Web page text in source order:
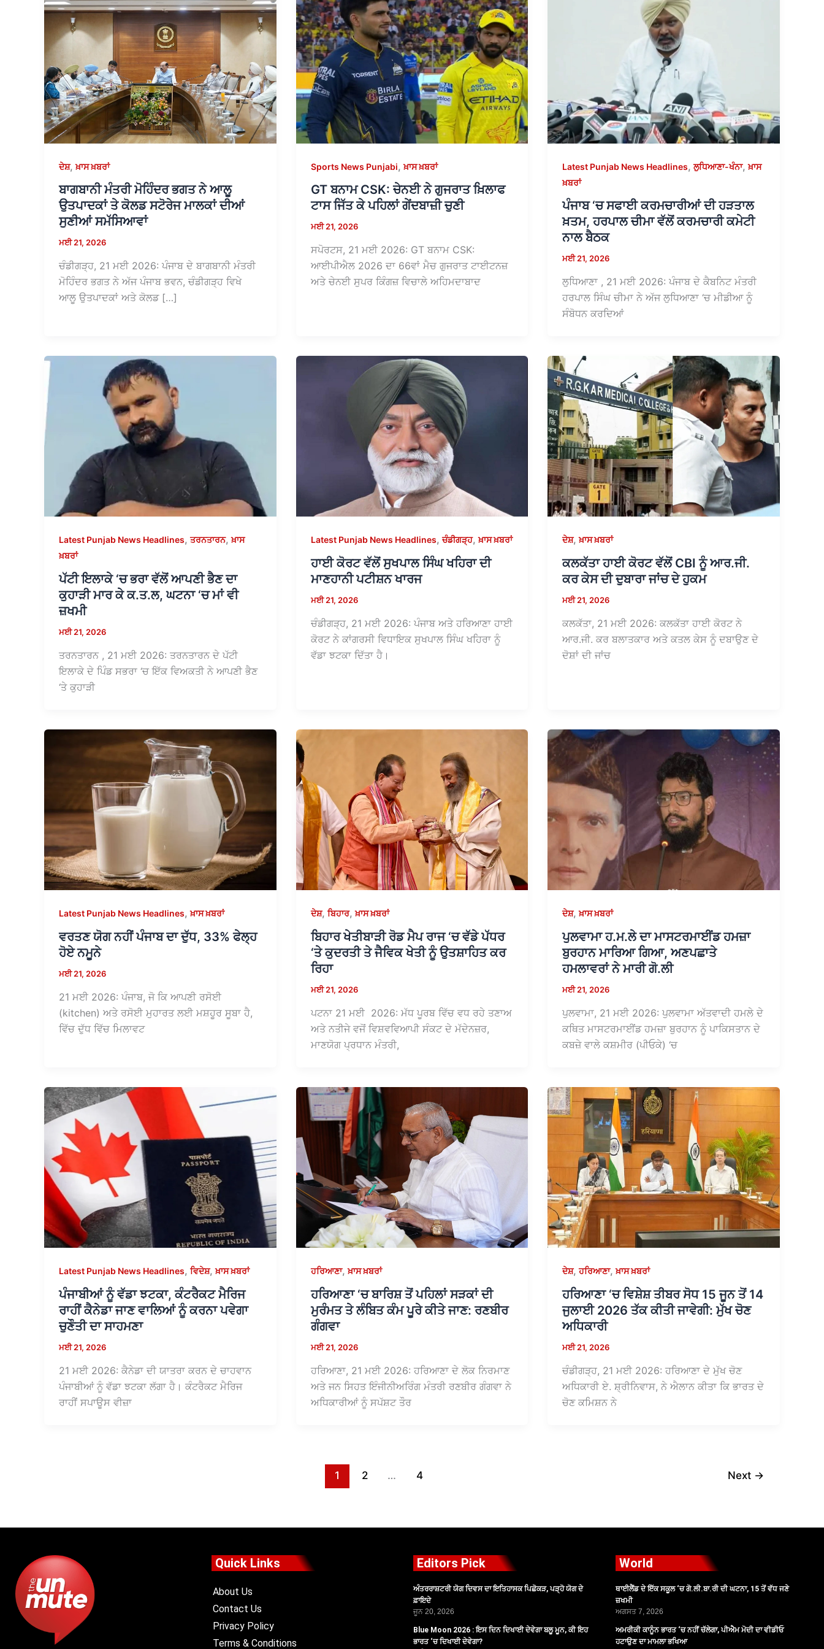
ਦੇਸ਼,ਖ਼ਾਸ ਖ਼ਬਰਾਂ
ਬਾਗਬਾਨੀ ਮੰਤਰੀ ਮੋਹਿੰਦਰ ਭਗਤ ਨੇ ਆਲੂ
ਉਤਪਾਦਕਾਂ ਤੇ ਕੋਲਡ ਸਟੋਰੇਜ ਮਾਲਕਾਂ ਦੀਆਂ
ਸੁਣੀਆਂ ਸਮੱਸਿਆਵਾਂ
ਮਈ 21, 2026
ਚੰਡੀਗੜ੍ਹ, 21 ਮਈ 2026: ਪੰਜਾਬ ਦੇ ਬਾਗਬਾਨੀ ਮੰਤਰੀ
ਮੋਹਿੰਦਰ ਭਗਤ ਨੇ ਅੱਜ ਪੰਜਾਬ ਭਵਨ, ਚੰਡੀਗੜ੍ਹ ਵਿਖੇ
ਆਲੂ ਉਤਪਾਦਕਾਂ ਅਤੇ ਕੋਲਡ […]
Sports News Punjabi,ਖ਼ਾਸ ਖ਼ਬਰਾਂ
GT ਬਨਾਮ CSK: ਚੇਨਈ ਨੇ ਗੁਜਰਾਤ ਖ਼ਿਲਾਫ
ਟਾਸ ਜਿੱਤ ਕੇ ਪਹਿਲਾਂ ਗੇਂਦਬਾਜ਼ੀ ਚੁਣੀ
ਮਈ 21, 2026
ਸਪੋਰਟਸ, 21 ਮਈ 2026: GT ਬਨਾਮ CSK:
ਆਈਪੀਐਲ 2026 ਦਾ 66ਵਾਂ ਮੈਚ ਗੁਜਰਾਤ ਟਾਈਟਨਜ਼
ਅਤੇ ਚੇਨਈ ਸੁਪਰ ਕਿੰਗਜ਼ ਵਿਚਾਲੇ ਅਹਿਮਦਾਬਾਦ
Latest Punjab News Headlines,ਲੁਧਿਆਣਾ-ਖੰਨਾ,ਖ਼ਾਸ
ਖ਼ਬਰਾਂ
ਪੰਜਾਬ ‘ਚ ਸਫਾਈ ਕਰਮਚਾਰੀਆਂ ਦੀ ਹੜਤਾਲ
ਖ਼ਤਮ, ਹਰਪਾਲ ਚੀਮਾ ਵੱਲੋਂ ਕਰਮਚਾਰੀ ਕਮੇਟੀ
ਨਾਲ ਬੈਠਕ
ਮਈ 21, 2026
ਲੁਧਿਆਣਾ , 21 ਮਈ 2026: ਪੰਜਾਬ ਦੇ ਕੈਬਨਿਟ ਮੰਤਰੀ
ਹਰਪਾਲ ਸਿੰਘ ਚੀਮਾ ਨੇ ਅੱਜ ਲੁਧਿਆਣਾ ‘ਚ ਮੀਡੀਆ ਨੂੰ
ਸੰਬੋਧਨ ਕਰਦਿਆਂ
Latest Punjab News Headlines, ਤਰਨਤਾਰਨ,ਖ਼ਾਸ
ਖ਼ਬਰਾਂ
ਪੱਟੀ ਇਲਾਕੇ ‘ਚ ਭਰਾ ਵੱਲੋਂ ਆਪਣੀ ਭੈਣ ਦਾ
ਕੁਹਾੜੀ ਮਾਰ ਕੇ ਕ.ਤ.ਲ, ਘਟਨਾ ‘ਚ ਮਾਂ ਵੀ
ਜ਼ਖਮੀ
ਮਈ 21, 2026
ਤਰਨਤਾਰਨ , 21 ਮਈ 2026: ਤਰਨਤਾਰਨ ਦੇ ਪੱਟੀ
ਇਲਾਕੇ ਦੇ ਪਿੰਡ ਸਭਰਾ ‘ਚ ਇੱਕ ਵਿਅਕਤੀ ਨੇ ਆਪਣੀ ਭੈਣ
‘ਤੇ ਕੁਹਾੜੀ
Latest Punjab News Headlines, ਚੰਡੀਗੜ੍ਹ,ਖ਼ਾਸ ਖ਼ਬਰਾਂ
ਹਾਈ ਕੋਰਟ ਵੱਲੋਂ ਸੁਖਪਾਲ ਸਿੰਘ ਖਹਿਰਾ ਦੀ
ਮਾਣਹਾਨੀ ਪਟੀਸ਼ਨ ਖਾਰਜ
ਮਈ 21, 2026
ਚੰਡੀਗੜ੍ਹ, 21 ਮਈ 2026: ਪੰਜਾਬ ਅਤੇ ਹਰਿਆਣਾ ਹਾਈ
ਕੋਰਟ ਨੇ ਕਾਂਗਰਸੀ ਵਿਧਾਇਕ ਸੁਖਪਾਲ ਸਿੰਘ ਖਹਿਰਾ ਨੂੰ
ਵੱਡਾ ਝਟਕਾ ਦਿੱਤਾ ਹੈ।
ਦੇਸ਼,ਖ਼ਾਸ ਖ਼ਬਰਾਂ
ਕਲਕੱਤਾ ਹਾਈ ਕੋਰਟ ਵੱਲੋਂ CBI ਨੂੰ ਆਰ.ਜੀ.
ਕਰ ਕੇਸ ਦੀ ਦੁਬਾਰਾ ਜਾਂਚ ਦੇ ਹੁਕਮ
ਮਈ 21, 2026
ਕਲਕੱਤਾ, 21 ਮਈ 2026: ਕਲਕੱਤਾ ਹਾਈ ਕੋਰਟ ਨੇ
ਆਰ.ਜੀ. ਕਰ ਬਲਾਤਕਾਰ ਅਤੇ ਕਤਲ ਕੇਸ ਨੂੰ ਦਬਾਉਣ ਦੇ
ਦੋਸ਼ਾਂ ਦੀ ਜਾਂਚ
Latest Punjab News Headlines,ਖ਼ਾਸ ਖ਼ਬਰਾਂ
ਵਰਤਣ ਯੋਗ ਨਹੀਂ ਪੰਜਾਬ ਦਾ ਦੁੱਧ, 33% ਫੇਲ੍ਹ
ਹੋਏ ਨਮੂਨੇ
ਮਈ 21, 2026
21 ਮਈ 2026: ਪੰਜਾਬ, ਜੋ ਕਿ ਆਪਣੀ ਰਸੋਈ
(kitchen) ਅਤੇ ਰਸੋਈ ਮੁਹਾਰਤ ਲਈ ਮਸ਼ਹੂਰ ਸੂਬਾ ਹੈ,
ਵਿੱਚ ਦੁੱਧ ਵਿੱਚ ਮਿਲਾਵਟ
ਦੇਸ਼, ਬਿਹਾਰ,ਖ਼ਾਸ ਖ਼ਬਰਾਂ
ਬਿਹਾਰ ਖੇਤੀਬਾੜੀ ਰੋਡ ਮੈਪ ਰਾਜ ‘ਚ ਵੱਡੇ ਪੱਧਰ
‘ਤੇ ਕੁਦਰਤੀ ਤੇ ਜੈਵਿਕ ਖੇਤੀ ਨੂੰ ਉਤਸ਼ਾਹਿਤ ਕਰ
ਰਿਹਾ
ਮਈ 21, 2026
ਪਟਨਾ 21 ਮਈ 2026: ਮੱਧ ਪੂਰਬ ਵਿੱਚ ਵਧ ਰਹੇ ਤਣਾਅ
ਅਤੇ ਨਤੀਜੇ ਵਜੋਂ ਵਿਸ਼ਵਵਿਆਪੀ ਸੰਕਟ ਦੇ ਮੱਦੇਨਜ਼ਰ,
ਮਾਣਯੋਗ ਪ੍ਰਧਾਨ ਮੰਤਰੀ,
ਦੇਸ਼,ਖ਼ਾਸ ਖ਼ਬਰਾਂ
ਪੁਲਵਾਮਾ ਹ.ਮ.ਲੇ ਦਾ ਮਾਸਟਰਮਾਈਂਡ ਹਮਜ਼ਾ
ਬੁਰਹਾਨ ਮਾਰਿਆ ਗਿਆ, ਅਣਪਛਾਤੇ
ਹਮਲਾਵਰਾਂ ਨੇ ਮਾਰੀ ਗੋ.ਲੀ
ਮਈ 21, 2026
ਪੁਲਵਾਮਾ, 21 ਮਈ 2026: ਪੁਲਵਾਮਾ ਅੱਤਵਾਦੀ ਹਮਲੇ ਦੇ
ਕਥਿਤ ਮਾਸਟਰਮਾਈਂਡ ਹਮਜ਼ਾ ਬੁਰਹਾਨ ਨੂੰ ਪਾਕਿਸਤਾਨ ਦੇ
ਕਬਜ਼ੇ ਵਾਲੇ ਕਸ਼ਮੀਰ (ਪੀਓਕੇ) ‘ਚ
Latest Punjab News Headlines, ਵਿਦੇਸ਼,ਖ਼ਾਸ ਖ਼ਬਰਾਂ
ਪੰਜਾਬੀਆਂ ਨੂੰ ਵੱਡਾ ਝਟਕਾ, ਕੰਟਰੈਕਟ ਮੈਰਿਜ
ਰਾਹੀਂ ਕੈਨੇਡਾ ਜਾਣ ਵਾਲਿਆਂ ਨੂੰ ਕਰਨਾ ਪਵੇਗਾ
ਚੁਣੌਤੀ ਦਾ ਸਾਹਮਣਾ
ਮਈ 21, 2026
21 ਮਈ 2026: ਕੈਨੇਡਾ ਦੀ ਯਾਤਰਾ ਕਰਨ ਦੇ ਚਾਹਵਾਨ
ਪੰਜਾਬੀਆਂ ਨੂੰ ਵੱਡਾ ਝਟਕਾ ਲੱਗਾ ਹੈ। ਕੰਟਰੈਕਟ ਮੈਰਿਜ
ਰਾਹੀਂ ਸਪਾਊਸ ਵੀਜ਼ਾ
ਹਰਿਆਣਾ,ਖ਼ਾਸ ਖ਼ਬਰਾਂ
ਹਰਿਆਣਾ ‘ਚ ਬਾਰਿਸ਼ ਤੋਂ ਪਹਿਲਾਂ ਸੜਕਾਂ ਦੀ
ਮੁਰੰਮਤ ਤੇ ਲੰਬਿਤ ਕੰਮ ਪੂਰੇ ਕੀਤੇ ਜਾਣ: ਰਣਬੀਰ
ਗੰਗਵਾ
ਮਈ 21, 2026
ਹਰਿਆਣਾ, 21 ਮਈ 2026: ਹਰਿਆਣਾ ਦੇ ਲੋਕ ਨਿਰਮਾਣ
ਅਤੇ ਜਨ ਸਿਹਤ ਇੰਜੀਨੀਅਰਿੰਗ ਮੰਤਰੀ ਰਣਬੀਰ ਗੰਗਵਾ ਨੇ
ਅਧਿਕਾਰੀਆਂ ਨੂੰ ਸਪੱਸ਼ਟ ਤੌਰ
ਦੇਸ਼,ਹਰਿਆਣਾ,ਖ਼ਾਸ ਖ਼ਬਰਾਂ
ਹਰਿਆਣਾ ‘ਚ ਵਿਸ਼ੇਸ਼ ਤੀਬਰ ਸੋਧ 15 ਜੂਨ ਤੋਂ 14
ਜੁਲਾਈ 2026 ਤੱਕ ਕੀਤੀ ਜਾਵੇਗੀ: ਮੁੱਖ ਚੋਣ
ਅਧਿਕਾਰੀ
ਮਈ 21, 2026
ਚੰਡੀਗੜ੍ਹ, 21 ਮਈ 2026: ਹਰਿਆਣਾ ਦੇ ਮੁੱਖ ਚੋਣ
ਅਧਿਕਾਰੀ ਏ. ਸ਼੍ਰੀਨਿਵਾਸ, ਨੇ ਐਲਾਨ ਕੀਤਾ ਕਿ ਭਾਰਤ ਦੇ
ਚੋਣ ਕਮਿਸ਼ਨ ਨੇ
1 2 … 4 Next →
Quick Links
About Us
Contact Us
Privacy Policy
Terms & Conditions
Editors Pick
ਅੰਤਰਰਾਸ਼ਟਰੀ ਯੋਗ ਦਿਵਸ ਦਾ ਇਤਿਹਾਸਕ ਪਿਛੋਕੜ, ਪੜ੍ਹੋ ਯੋਗ ਦੇ
ਫ਼ਾਇਦੇ
ਜੂਨ 20, 2026
Blue Moon 2026 : ਇਸ ਦਿਨ ਦਿਖਾਈ ਦੇਵੇਗਾ ਬਲੂ ਮੂਨ, ਕੀ ਇਹ
ਭਾਰਤ ‘ਚ ਦਿਖਾਈ ਦੇਵੇਗਾ?
World
ਥਾਈਲੈਂਡ ਦੇ ਇੱਕ ਸਕੂਲ ‘ਚ ਗੋ.ਲੀ.ਬਾ.ਰੀ ਦੀ ਘਟਨਾ, 15 ਤੋਂ ਵੱਧ ਜਣੇ
ਜ਼ਖਮੀ
ਅਗਸਤ 7, 2026
ਅਮਰੀਕੀ ਕਾਨੂੰਨ ਭਾਰਤ ‘ਚ ਨਹੀਂ ਚੱਲੇਗਾ, ਪੀਐਮ ਮੋਦੀ ਦਾ ਵੀਡੀਓ
ਹਟਾਉਣ ਦਾ ਮਾਮਲਾ ਭਖਿਆ